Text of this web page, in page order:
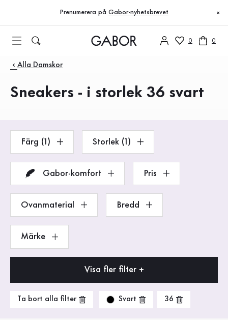
Till innehållsförteckning
Till huvudnavigation
Prenumerera på Gabor-nyhetsbrevet ×
0 0
Produkter
Alla Damskor
Sneakers - i storlek 36 svart
Färg (1) Storlek (1)
Gabor-komfort Pris
Ovanmaterial Bredd
Märke
Visa fler filter +
Ta bort alla filter Svart 36